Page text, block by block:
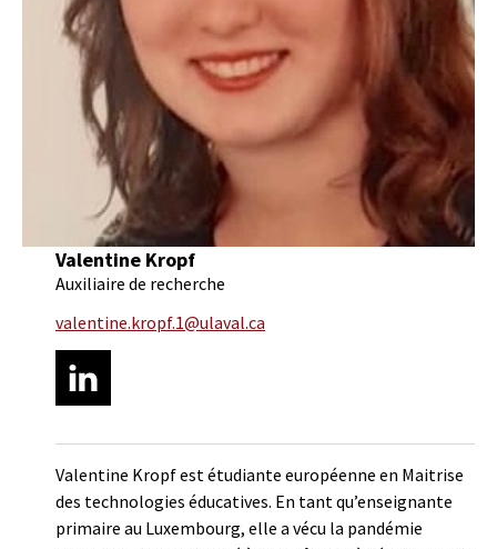
Valentine Kropf
Auxiliaire de recherche
valentine.kropf.1@ulaval.ca
Valentine Kropf est étudiante européenne en Maitrise
des technologies éducatives. En tant qu’enseignante
primaire au Luxembourg, elle a vécu la pandémie